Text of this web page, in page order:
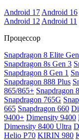
Android 17 Android 16
Android 12 Android 11
Процессор
Snapdragon 8 Elite
Snapdragon 8s Gen 3
Snapdragon 8 Gen 1
Snapdragon 888 Plus
865/865+ Snapdragon
Snapdragon 765G
665 Snapdragon 660
9400+ Dimensity 9400
Dimensity 8400 Ultra
Helio P70 KIRIN 980